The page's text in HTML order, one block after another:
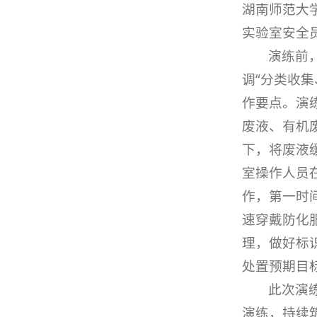
湖南师范大
实验室安全
演练前
调“分类收
作要点。演
废液、有机
下，将废液
室操作人员
作，第一时
速穿戴防化
理，做好标
处置预期目
此次演
演练，持续